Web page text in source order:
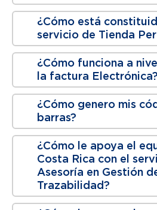
¿Cómo está
servicio de Tienda
¿Cómo funciona a
la factura Electrónica?
¿Cómo genero mis
barras?
¿Cómo le apoya el
Costa Rica con el
Asesoría en Gestión
Trazabilidad?